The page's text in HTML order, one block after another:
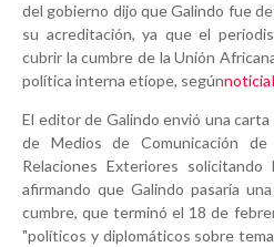
del gobierno dijo que Galindo fue
su acreditación, ya que el
cubrir la cumbre de la Unión
política interna etíope, segúnnoticia
El editor de Galindo envió una
de Medios de Comunicación
Relaciones Exteriores
afirmando que Galindo pasaría
cumbre, que terminó el 18 de
"políticos y diplomáticos sobre